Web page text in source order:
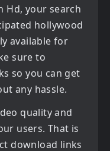
Hd, your search
hollywood
available for
sure to
so you can get
any hassle.
quality and
users. That is
download links